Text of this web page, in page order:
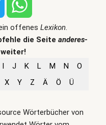
offenes Lexikon.
die Seite anderes-
weiter!
I J K L M N
O
X Y Z Ä Ö Ü
Wörterbücher von